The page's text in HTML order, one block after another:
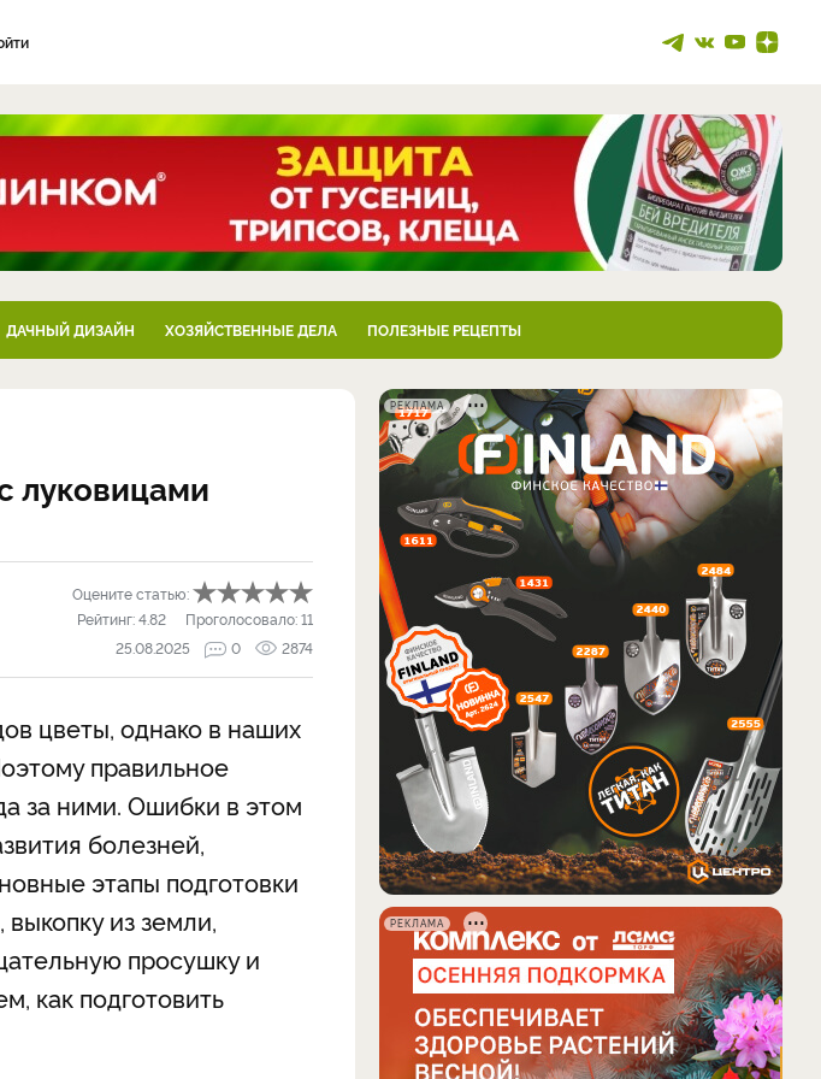
ДАЧНЫЙ ДИЗАЙН ХОЗЯЙСТВЕННЫЕ ДЕЛА ПОЛЕЗНЫЕ РЕЦЕПТЫ
луковицами
Оцените статью:
Рейтинг:4.82 Проголосовало:11
25.08.2025
0 2874
цветы, однако в наших
правильное
за ними. Ошибки в этом
болезней,
этапы подготовки
из земли,
просушку и
как подготовить
РЕКЛАМА
РЕКЛАМА